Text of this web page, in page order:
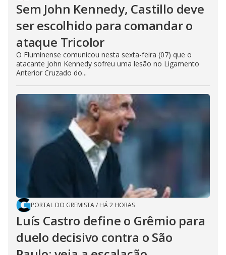
Sem John Kennedy, Castillo deve
ser escolhido para comandar o
ataque Tricolor
O Fluminense comunicou nesta sexta-feira (07) que o
atacante John Kennedy sofreu uma lesão no Ligamento
Anterior Cruzado do...
PORTAL DO GREMISTA/ HÁ 2 HORAS
Luís Castro define o Grêmio para
duelo decisivo contra o São